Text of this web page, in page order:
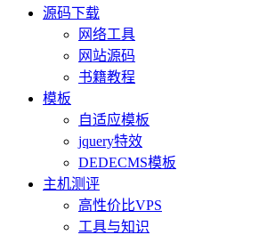
源码下载
网络工具
网站源码
书籍教程
模板
自适应模板
jquery特效
DEDECMS模板
主机测评
高性价比VPS
工具与知识